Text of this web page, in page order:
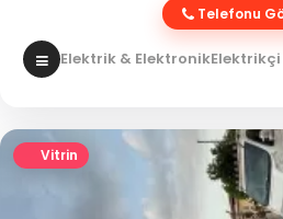
Telefonu
Elektrik & ElektronikElektrikçi
Vitrin